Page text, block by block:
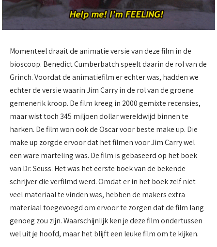
Momenteel draait de animatie versie van deze film in de
bioscoop. Benedict Cumberbatch speelt daarin de rol van de
Grinch. Voordat de animatiefilm er echter was, hadden we
echter de versie waarin Jim Carry in de rol van de groene
gemenerik kroop. De film kreeg in 2000 gemixte recensies,
maar wist toch 345 miljoen dollar wereldwijd binnen te
harken. De film won ook de Oscar voor beste make up. Die
make up zorgde ervoor dat het filmen voor Jim Carry wel
een ware marteling was. De film is gebaseerd op het boek
van Dr. Seuss. Het was het eerste boek van de bekende
schrijver die verfilmd werd. Omdat er in het boek zelf niet
veel materiaal te vinden was, hebben de makers extra
materiaal toegevoegd om ervoor te zorgen dat de film lang
genoeg zou zijn. Waarschijnlijk ken je deze film ondertussen
wel uit je hoofd, maar het blijft een leuke film om te kijken.